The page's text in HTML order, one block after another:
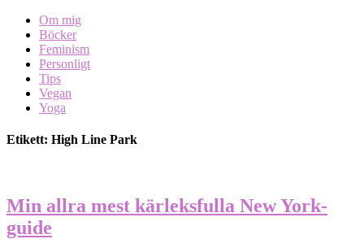
Om mig
Böcker
Feminism
Personligt
Tips
Vegan
Yoga
Etikett: High Line Park
Min allra mest kärleksfulla New York-
guide